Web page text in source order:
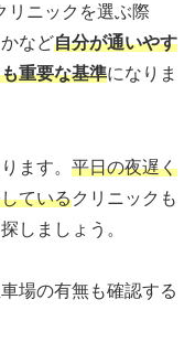
リニックを選ぶ際
など自分が通いやす
重要な基準になりま
ます。 平日の夜遅く
ているクリニックも
しましょう。
場の有無も確認する